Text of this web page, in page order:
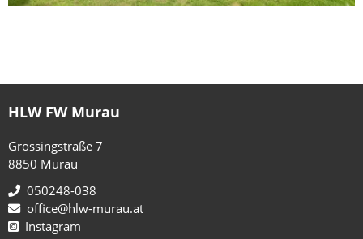
HLW FW Murau
Grössingstraße 7
8850 Murau
050248-038
office@hlw-murau.at
Instagram